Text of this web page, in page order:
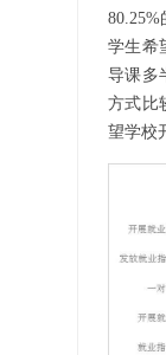
学生希
导课多
方式比
望学校